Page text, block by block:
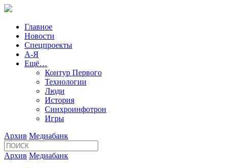
Главное
Новости
Спецпроекты
А-Я
Ещё…
Контур Первого
Технологии
Люди
История
Синхроинфотрон
Игры
Архив Медиабанк
Архив Медиабанк